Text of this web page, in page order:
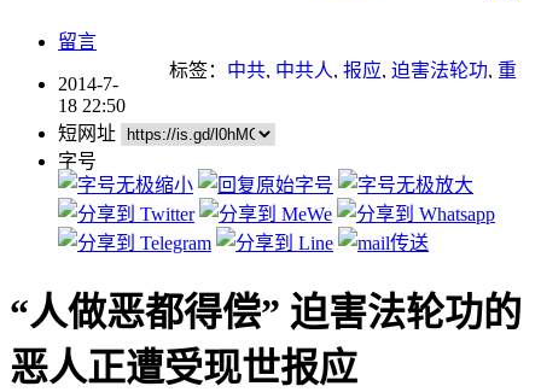
留言
标签： 中共, 中共人, 报应, 迫害法轮功, 重
2014-7-
18 22:50
短网址
字号
“人做恶都得偿” 迫害法轮功的
恶人正遭受现世报应